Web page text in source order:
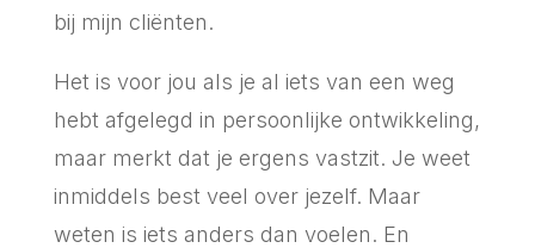
bij mijn cliënten.
Het is voor jou als je al iets van een weg
hebt afgelegd in persoonlijke ontwikkeling,
maar merkt dat je ergens vastzit. Je weet
inmiddels best veel over jezelf. Maar
weten is iets anders dan voelen. En